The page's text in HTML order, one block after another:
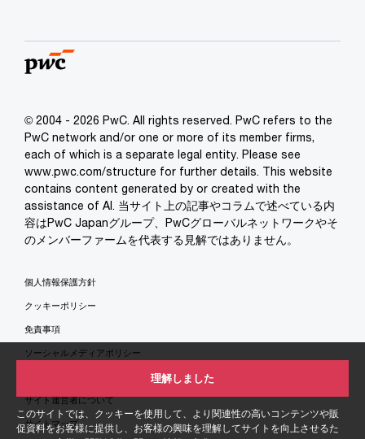
このサイトでは、クッキーを使用して、より関連性の高いコンテンツや販
促資料をお客様に提供し、お客様の興味を理解してサイトを向上させるた
理解しました
© 2004 - 2026 PwC. All rights reserved. PwC refers to the
PwC network and/or one or more of its member firms,
each of which is a separate legal entity. Please see
www.pwc.com/structure for further details. This website
contains content generated by or created with the
assistance of AI. 当サイト上の記事やコラムで述べている内
容はPwC Japanグループ、PwCグローバルネットワークやそ
のメンバーファームを代表する見解ではありません。
個人情報保護方針
クッキーポリシー
免責事項
ソーシャルメディアポリシー
サイト運営者について
サイトマップ